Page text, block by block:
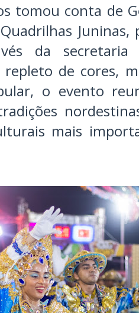
tomou conta de
Juninas,
da
de cores,
o evento
mais